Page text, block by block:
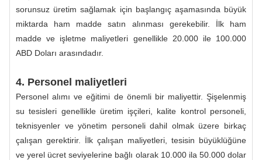
sorunsuz üretim sağlamak için başlangıç ​​aşamasında büyük
miktarda ham madde satın alınması gerekebilir. İlk ham
madde ve işletme maliyetleri genellikle 20.000 ile 100.000
ABD Doları arasındadır.
4. Personel maliyetleri
Personel alımı ve eğitimi de önemli bir maliyettir. Şişelenmiş
su tesisleri genellikle üretim işçileri, kalite kontrol personeli,
teknisyenler ve yönetim personeli dahil olmak üzere birkaç
çalışan gerektirir. İlk çalışan maliyetleri, tesisin büyüklüğüne
ve yerel ücret seviyelerine bağlı olarak 10.000 ila 50.000 dolar